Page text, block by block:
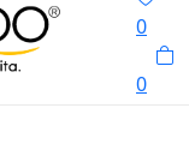
0
0